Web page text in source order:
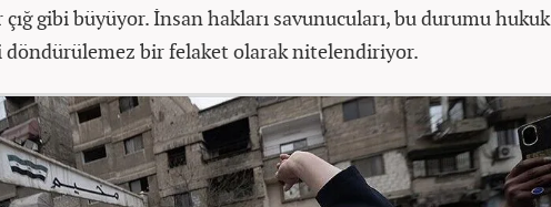
gibi büyüyor. İnsan hakları savunucuları, bu durumu hukuk
döndürülemez bir felaket olarak nitelendiriyor.